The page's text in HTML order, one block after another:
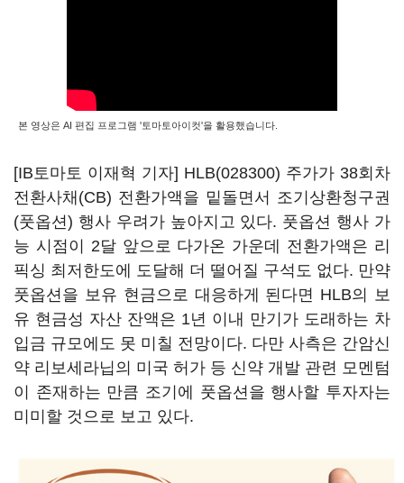
본 영상은 AI 편집 프로그램 '토마토아이컷'을 활용했습니다.
[IB토마토 이재혁 기자] HLB(028300) 주가가 38회차
전환사채(CB) 전환가액을 밑돌면서 조기상환청구권
(풋옵션) 행사 우려가 높아지고 있다. 풋옵션 행사 가
능 시점이 2달 앞으로 다가온 가운데 전환가액은 리
픽싱 최저한도에 도달해 더 떨어질 구석도 없다. 만약
풋옵션을 보유 현금으로 대응하게 된다면 HLB의 보
유 현금성 자산 잔액은 1년 이내 만기가 도래하는 차
입금 규모에도 못 미칠 전망이다. 다만 사측은 간암신
약 리보세라닙의 미국 허가 등 신약 개발 관련 모멘텀
이 존재하는 만큼 조기에 풋옵션을 행사할 투자자는
미미할 것으로 보고 있다.